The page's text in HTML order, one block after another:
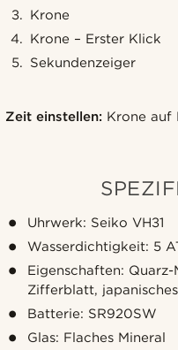
Krone
Krone – Erster Klick
Sekundenzeiger
Zeit einstellen: Krone auf
Uhrwerk: Seiko VH31
Wasserdichtigkeit: 5
Eigenschaften:
Zifferblatt,
Batterie: SR920SW
Glas: Flaches Mineral